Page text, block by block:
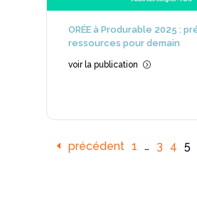
ORÉE à Produrable 2025 :
ressources pour demain
voir la publication =
précédent 1 … 3 4 5